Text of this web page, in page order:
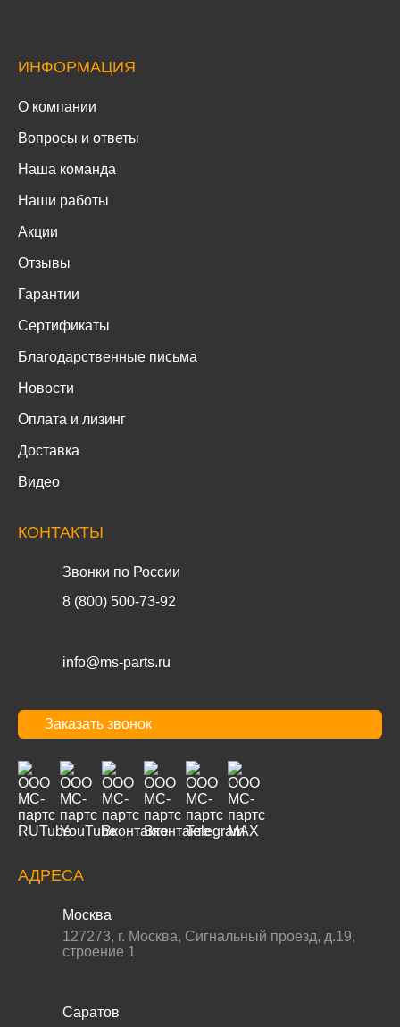
ИНФОРМАЦИЯ
О компании
Вопросы и ответы
Наша команда
Наши работы
Акции
Отзывы
Гарантии
Сертификаты
Благодарственные письма
Новости
Оплата и лизинг
Доставка
Видео
КОНТАКТЫ
Звонки по России
8 (800) 500-73-92
info@ms-parts.ru
Заказать звонок
АДРЕСА
Москва
127273, г. Москва, Сигнальный проезд, д.19,
строение 1
Саратов